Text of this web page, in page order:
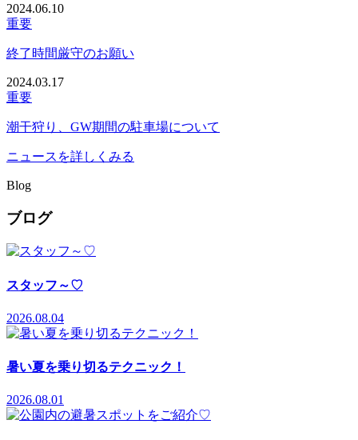
2024.06.10
重要
終了時間厳守のお願い
2024.03.17
重要
潮干狩り、GW期間の駐車場について
ニュースを詳しくみる
Blog
ブログ
スタッフ～♡
2026.08.04
暑い夏を乗り切るテクニック！
2026.08.01